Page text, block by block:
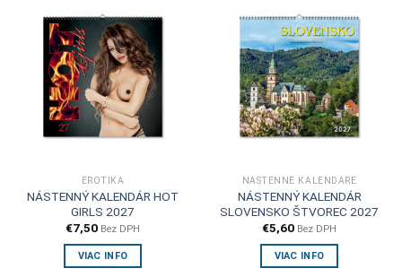
EROTIKA
NÁSTENNÝ KALENDÁR HOT
GIRLS 2027
€7,50 Bez DPH
VIAC INFO
NÁSTENNÉ KALENDÁRE
NÁSTENNÝ KALENDÁR
SLOVENSKO ŠTVOREC 2027
€5,60 Bez DPH
VIAC INFO